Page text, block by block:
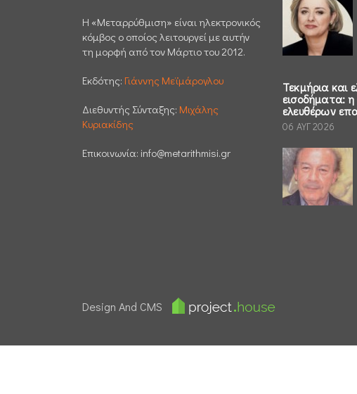
H «Μεταρρύθμιση» είναι ηλεκτρονικός
κόμβος ο οποίος λειτουργεί με αυτήν
τη μορφή από τον Μάρτιο του 2012.
Εκδότης: Γιάννης Μεϊμάρογλου
Διεθυντής Σύνταξης: Μιχάλης
Κυριακίδης
Επικοινωνία: info@metarithmisi.gr
Τεκμήρια και
εισοδήματα:
ελευθέρων
06 ΑΥΓ 2026
Design And CMS